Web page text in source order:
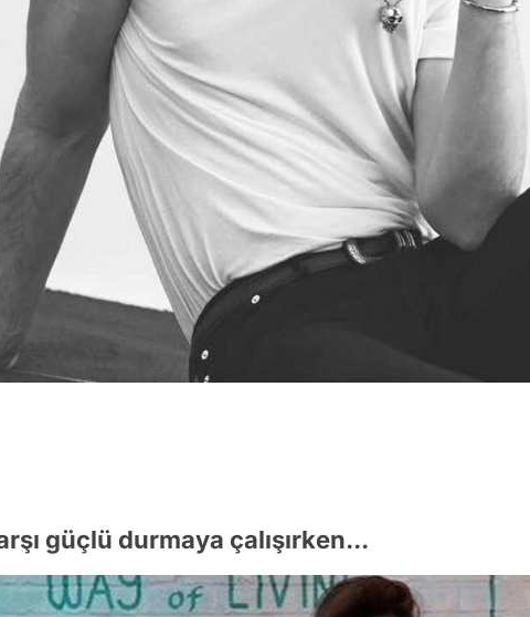
güçlü durmaya çalışırken...